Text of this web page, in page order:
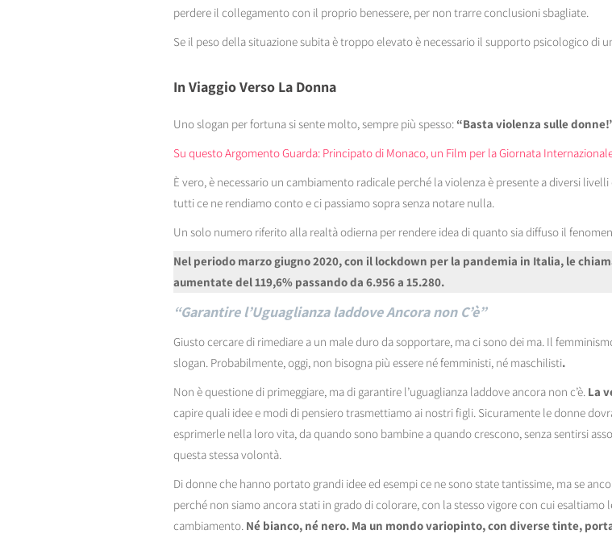
perdere il collegamento con il proprio benessere, per non trarre conclusioni sbagliate.
Se il peso della situazione subita è troppo elevato è necessario il supporto psicologico di
In Viaggio Verso La Donna
Uno slogan per fortuna si sente molto, sempre più spesso: “Basta violenza sulle
Su questo Argomento Guarda: Principato di Monaco, un Film per la Giornata
È vero, è necessario un cambiamento radicale perché la violenza è presente a diversi
tutti ce ne rendiamo conto e ci passiamo sopra senza notare nulla.
Un solo numero riferito alla realtà odierna per rendere idea di quanto sia diffuso il
Nel periodo marzo giugno 2020, con il lockdown per la pandemia in Italia, le
aumentate del 119,6% passando da 6.956 a 15.280.
“Garantire l’Uguaglianza laddove Ancora non C’è”
Giusto cercare di rimediare a un male duro da sopportare, ma ci sono dei ma. Il
slogan. Probabilmente, oggi, non bisogna più essere né femministi, né maschilisti.
Non è questione di primeggiare, ma di garantire l’uguaglianza laddove ancora non c’è. La
capire quali idee e modi di pensiero trasmettiamo ai nostri figli. Sicuramente le donne
esprimerle nella loro vita, da quando sono bambine a quando crescono, senza sentirsi
questa stessa volontà.
Di donne che hanno portato grandi idee ed esempi ce ne sono state tantissime, ma se
perché non siamo ancora stati in grado di colorare, con la stesso vigore con cui
cambiamento. Né bianco, né nero. Ma un mondo variopinto, con diverse tinte,